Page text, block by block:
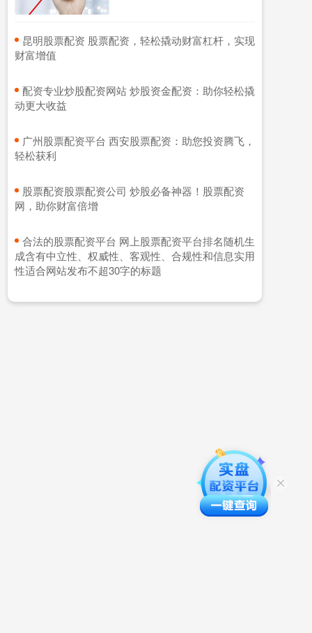
​昆明股票配资 股票配资，轻松撬动财富杠杆，实现
财富增值
​配资专业炒股配资网站 炒股资金配资：助你轻松撬
动更大收益
​广州股票配资平台 西安股票配资：助您投资腾飞，
轻松获利
​股票配资股票配资公司 炒股必备神器！股票配资
网，助你财富倍增
​合法的股票配资平台 网上股票配资平台排名随机生
成含有中立性、权威性、客观性、合规性和信息实用
性适合网站发布不超30字的标题